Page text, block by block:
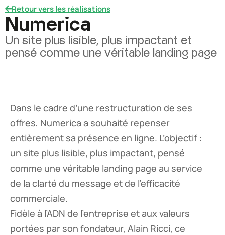
Retour vers les réalisations
Numerica
Un site plus lisible, plus impactant et
pensé comme une véritable landing page
Dans le cadre d’une restructuration de ses
offres, Numerica a souhaité repenser
entièrement sa présence en ligne. L’objectif :
un site plus lisible, plus impactant, pensé
comme une véritable landing page au service
de la clarté du message et de l’efficacité
commerciale.
Fidèle à l’ADN de l’entreprise et aux valeurs
portées par son fondateur, Alain Ricci, ce